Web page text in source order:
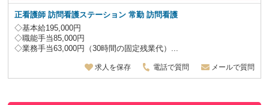
正看護師訪問看護ステーション 常勤 訪問看護
◇基本給195,000円
◇職能手当85,000円
◇業務手当63,000円（30時間の固定残業代）...
求人を保存 電話で質問 メールで質問